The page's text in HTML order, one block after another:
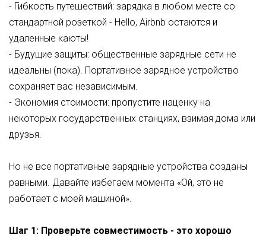
- Гибкость путешествий: зарядка в любом месте со
стандартной розеткой - Hello, Airbnb остаются и
удаленные каюты!
- Будущие защиты: общественные зарядные сети не
идеальны (пока). Портативное зарядное устройство
сохраняет вас независимым.
- Экономия стоимости: пропустите наценку на
некоторых государственных станциях, взимая дома или
друзья.
Но не все портативные зарядные устройства созданы
равными. Давайте избегаем момента «Ой, это не
работает с моей машиной».
Шаг 1: Проверьте совместимость - это хорошо